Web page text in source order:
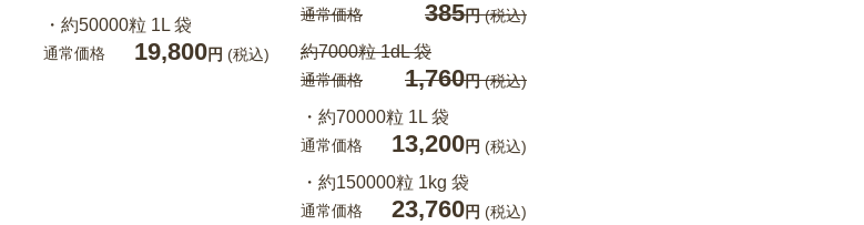
・約50000粒 1L 袋
通常価格 19,800円 (税込)
通常価格 385円(税込)
約7000粒 1dL 袋
通常価格 1,760円(税込)
・約70000粒 1L 袋
通常価格 13,200円 (税込)
・約150000粒 1kg 袋
通常価格 23,760円 (税込)